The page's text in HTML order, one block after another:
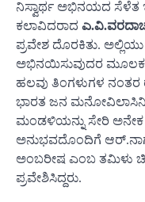
ನಿಸ್ವಾರ್ಥ ಅಭಿನಯದ ಸೆಳೆತ
ಕಲಾವಿದರಾದ
ಪ್ರವೇಶ ದೊರಕಿತು.
ಅಭಿನಯಿಸುವುದರ ಮೂಲಕ
ಹಲವು ತಿಂಗಳುಗಳ ನಂತರ
ಭಾರತ ಜನ ಮನೋವಿಲಾಸಿನಿ
ಮಂಡಳಿಯನ್ನು ಸೇರಿ
ಅನುಭವದೊಂದಿಗೆ
ಅಂಬರೀಷ ಎಂಬ ತಮಿಳು
ಪ್ರವೇಶಿಸಿದ್ದರು.